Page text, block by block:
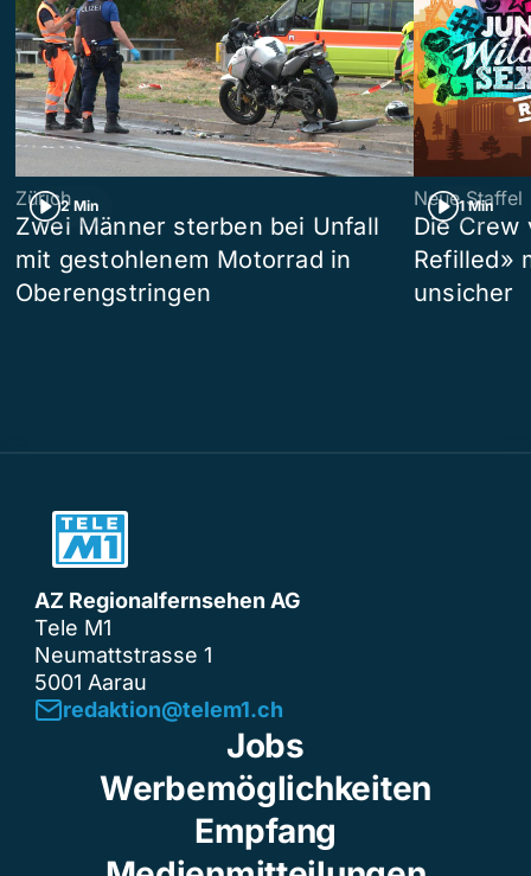
2 Min
Zürich
Zwei Männer sterben bei Unfall
mit gestohlenem Motorrad in
Oberengstringen
1 Min
Neue Staffel
Die Crew
Refilled»
unsicher
AZ Regionalfernsehen AG
Tele M1
Neumattstrasse 1
5001 Aarau
redaktion@telem1.ch
Jobs
Werbemöglichkeiten
Empfang